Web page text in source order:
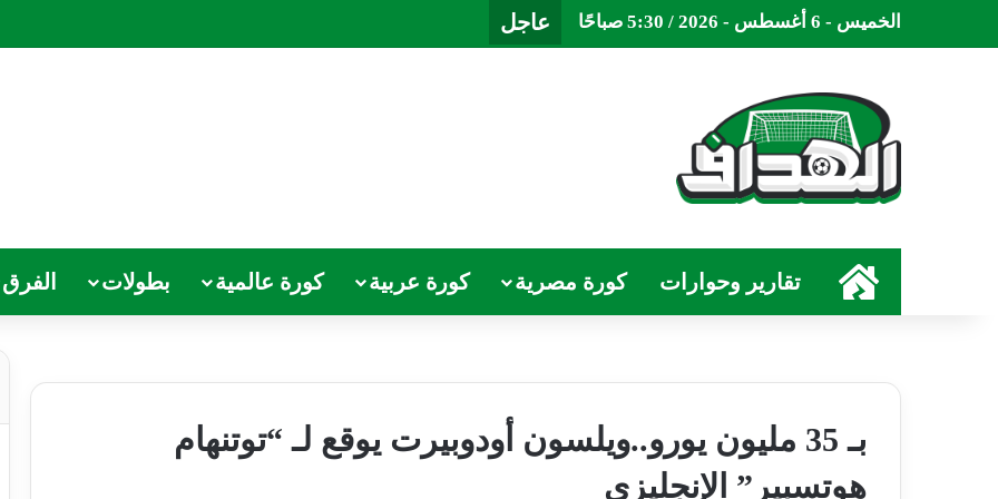
الخميس - 6 أغسطس - 2026 / 5:30 صباحًا عاجل
الرئيسيةتقارير وحوارات كورة مصرية كورة عربية كورة عالمية بطولات الفرق
بـ 35 مليون يورو..ويلسون أودوبيرت يوقع لـ “توتنهام
هوتسبير” الإنجليزي